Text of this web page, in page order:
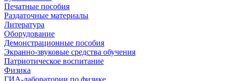
Печатные пособия
Раздаточные материалы
Литература
Оборудование
Демонстрационные пособия
Экранно-звуковые средства обучения
Патриотическое воспитание
Физика
ГИА-лаборатории по физике